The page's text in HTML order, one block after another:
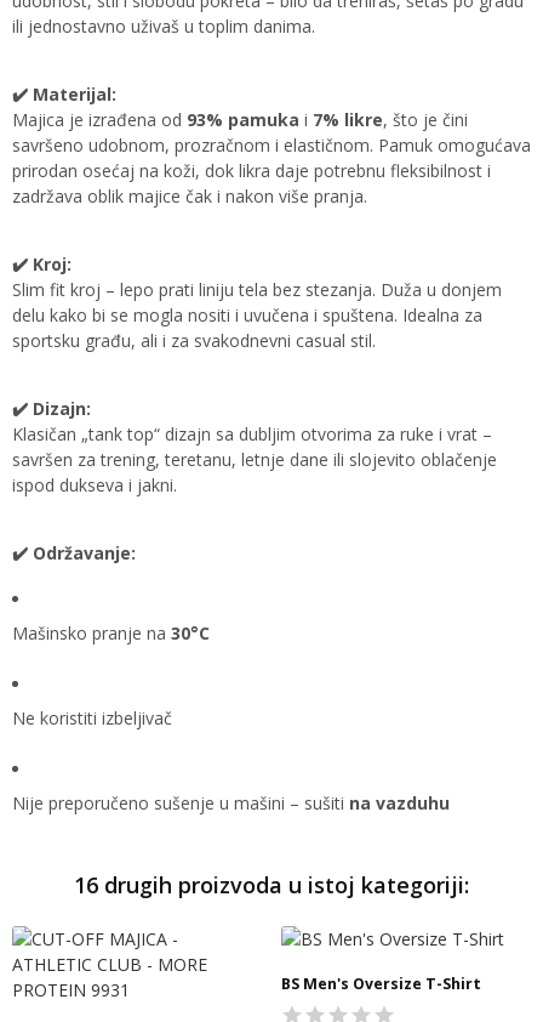
ili jednostavno uživaš u toplim danima.
✔️ Materijal:
Majica je izrađena od 93% pamuka i 7% likre, što je čini
savršeno udobnom, prozračnom i elastičnom. Pamuk omogućava
prirodan osećaj na koži, dok likra daje potrebnu fleksibilnost i
zadržava oblik majice čak i nakon više pranja.
✔️ Kroj:
Slim fit kroj – lepo prati liniju tela bez stezanja. Duža u donjem
delu kako bi se mogla nositi i uvučena i spuštena. Idealna za
sportsku građu, ali i za svakodnevni casual stil.
✔️ Dizajn:
Klasičan „tank top“ dizajn sa dubljim otvorima za ruke i vrat –
savršen za trening, teretanu, letnje dane ili slojevito oblačenje
ispod dukseva i jakni.
✔️ Održavanje:
Mašinsko pranje na 30°C
Ne koristiti izbeljivač
Nije preporučeno sušenje u mašini – sušiti na vazduhu
16 drugih proizvoda u istoj kategoriji:
BS Men's Oversize T-Shirt